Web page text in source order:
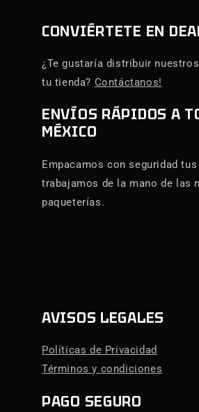
CONVIÉRTETE EN
¿Te gustaría distribuir
tu tienda? Contáctanos!
ENVÍOS RÁPIDOS A
MÉXICO
Empacamos con seguridad
trabajamos de la mano de las
paqueterías.
AVISOS LEGALES
Políticas de Privacidad
Términos y condiciones
PAGO SEGURO